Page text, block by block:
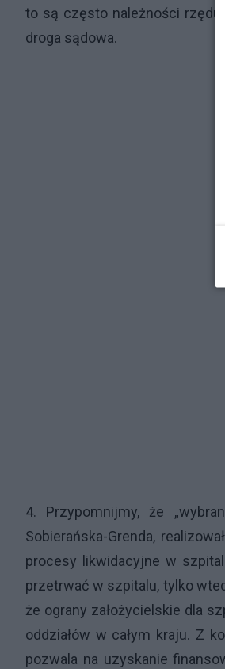
to są często należności rzędu
droga sądowa.
4. Przypomnijmy, że
Sobierańska-Grenda,
procesy likwidacyjne w
przetrwać w szpitalu, tylko
że ograny założycielskie dla
oddziałów w całym kraju. Z
pozwala na uzyskanie